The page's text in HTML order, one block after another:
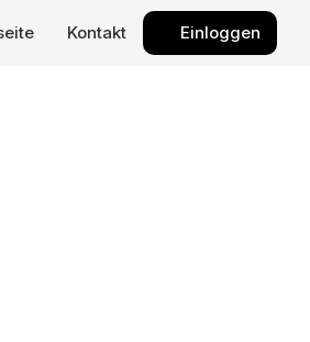
Kontakt Einloggen